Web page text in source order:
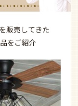
販売してきた
をご紹介